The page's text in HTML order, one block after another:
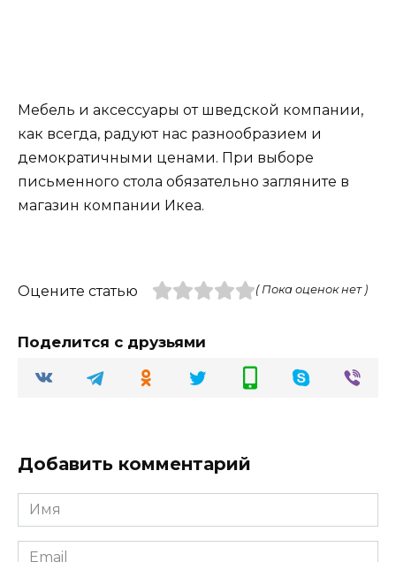
Мебель и аксессуары от шведской компании,
как всегда, радуют нас разнообразием и
демократичными ценами. При выборе
письменного стола обязательно загляните в
магазин компании Икеа.
Оцените статью ( Пока оценок нет )
Поделится с друзьями
Добавить комментарий
Имя
Email